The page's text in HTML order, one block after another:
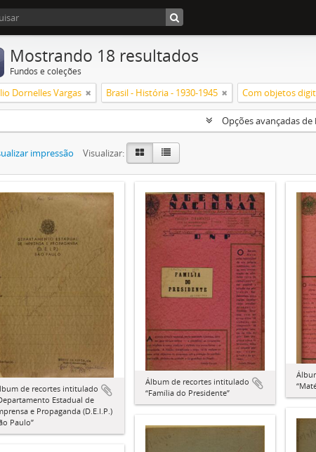
Mostrando 18 resultados
Fundos e coleções
Dornelles Vargas Brasil - História - 1930-1945 Com objetos
Opções avançadas de
impressão Visualizar:
de recortes intitulado
Estadual de
e Propaganda (D.E.I.P.)
Paulo”
Álbum de recortes intitulado
“Família do Presidente”